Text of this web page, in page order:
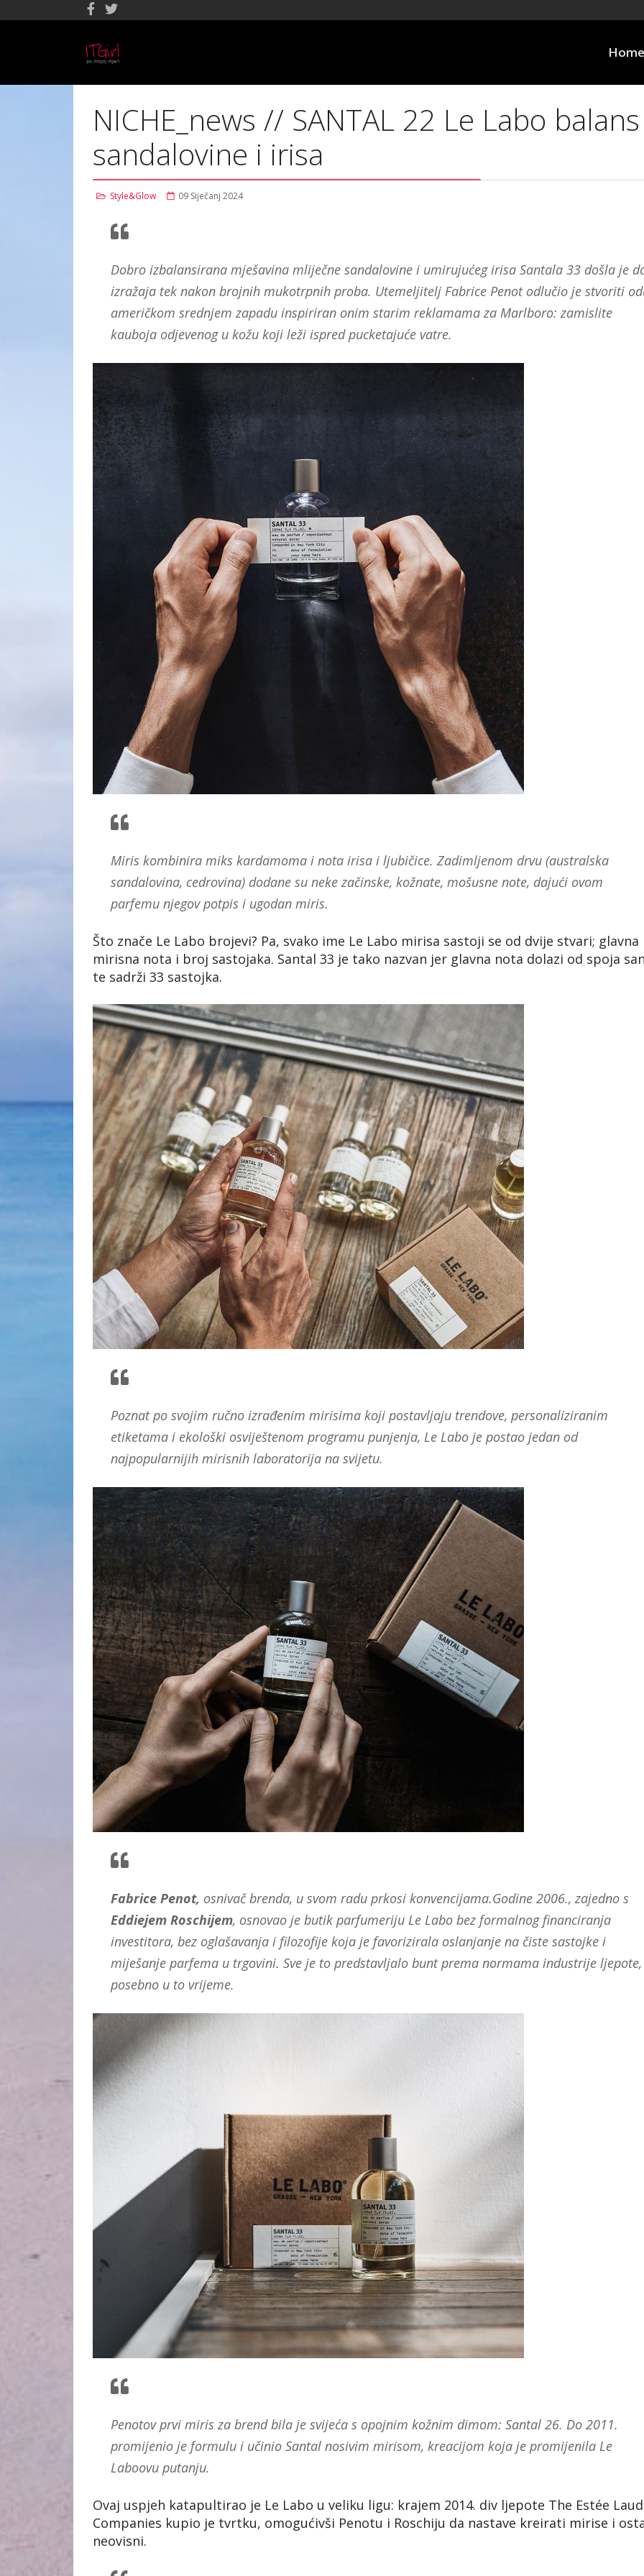
Home
NICHE_news // SANTAL 22 Le Labo balans
sandalovine i irisa
Style&Glow 09 Siječanj 2024
Dobro izbalansirana mješavina mliječne sandalovine i umirujućeg irisa Santala 33 došla je
izražaja tek nakon brojnih mukotrpnih proba. Utemeljitelj Fabrice Penot odlučio je stvoriti
američkom srednjem zapadu inspiriran onim starim reklamama za Marlboro: zamislite
kauboja odjevenog u kožu koji leži ispred pucketajuće vatre.
Miris kombinira miks kardamoma i nota irisa i ljubičice. Zadimljenom drvu (australska
sandalovina, cedrovina) dodane su neke začinske, kožnate, mošusne note, dajući ovom
parfemu njegov potpis i ugodan miris.
Što znače Le Labo brojevi? Pa, svako ime Le Labo mirisa sastoji se od dvije stvari; glavna
mirisna nota i broj sastojaka. Santal 33 je tako nazvan jer glavna nota dolazi od spoja
te sadrži 33 sastojka.
Poznat po svojim ručno izrađenim mirisima koji postavljaju trendove, personaliziranim
etiketama i ekološki osviještenom programu punjenja, Le Labo je postao jedan od
najpopularnijih mirisnih laboratorija na svijetu.
Fabrice Penot, osnivač brenda, u svom radu prkosi konvencijama.Godine 2006., zajedno s
Eddiejem Roschijem, osnovao je butik parfumeriju Le Labo bez formalnog financiranja
investitora, bez oglašavanja i filozofije koja je favorizirala oslanjanje na čiste sastojke i
miješanje parfema u trgovini. Sve je to predstavljalo bunt prema normama industrije ljepote,
posebno u to vrijeme.
Penotov prvi miris za brend bila je svijeća s opojnim kožnim dimom: Santal 26. Do 2011.
promijenio je formulu i učinio Santal nosivim mirisom, kreacijom koja je promijenila Le
Laboovu putanju.
Ovaj uspjeh katapultirao je Le Labo u veliku ligu: krajem 2014. div ljepote The Estée
Companies kupio je tvrtku, omogućivši Penotu i Roschiju da nastave kreirati mirise i
neovisni.